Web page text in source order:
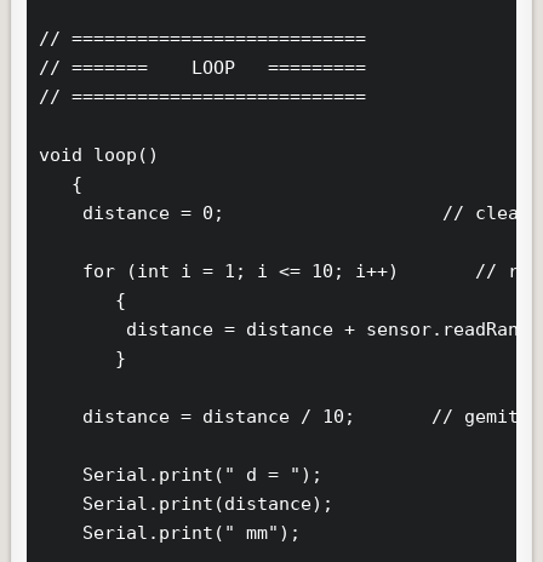
// ===========================
// =======    LOOP   =========
// ===========================
void loop()
   {
distance = 0;                    // clear
for (int i = 1; i <= 10; i++)       //
distance = distance +
       }
distance = distance / 10;       //
    Serial.print(" d = ");
    Serial.print(distance);
    Serial.print(" mm");